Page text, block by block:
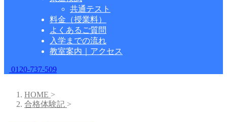
共通テスト
料金（授業料）
よくあるご質問
入学までの流れ
教室案内｜アクセス
0120-737-509
HOME >
合格体験記 >